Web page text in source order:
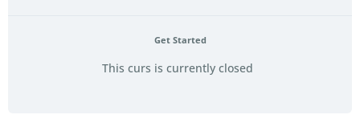
Get Started
This curs is currently closed